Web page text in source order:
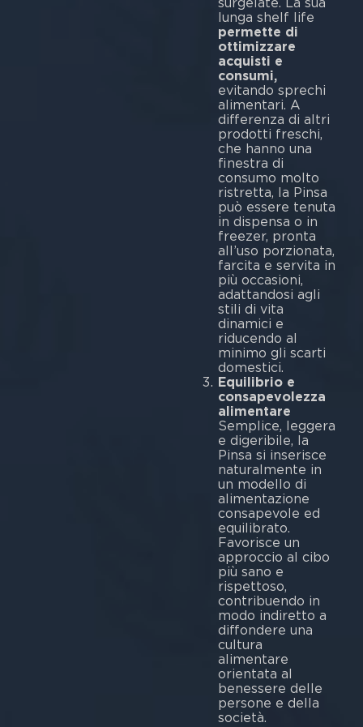
lunga shelf life
permette di
ottimizzare
acquisti e
consumi,
evitando sprechi
alimentari. A
differenza di altri
prodotti freschi,
che hanno una
finestra di
consumo molto
ristretta, la Pinsa
può essere tenuta
in dispensa o in
freezer, pronta
all’uso porzionata,
farcita e servita in
più occasioni,
adattandosi agli
stili di vita
dinamici e
riducendo al
minimo gli scarti
Equilibrio e
consapevolezza
alimentare
Semplice, leggera
e digeribile, la
Pinsa si inserisce
naturalmente in
un modello di
alimentazione
consapevole ed
equilibrato.
Favorisce un
approccio al cibo
più sano e
rispettoso,
contribuendo in
modo indiretto a
diffondere una
cultura
alimentare
orientata al
benessere delle
persone e della
società.